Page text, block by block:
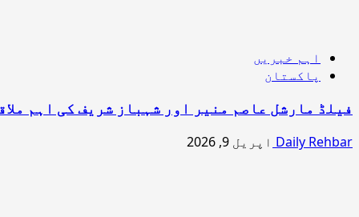
اہم خبریں
پاکستان
فیلڈ مارشل عاصم منیر اور شہباز شریف کی اہم
Daily Rehbar اپریل 9, 2026